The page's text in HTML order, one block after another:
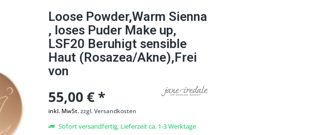
Loose Powder,Warm Sienna
, loses Puder Make up,
LSF20 Beruhigt sensible
Haut (Rosazea/Akne),Frei
von
55,00 € *
inkl. MwSt.zzgl. Versandkosten
Sofort versandfertig, Lieferzeit ca. 1-3 Werktage